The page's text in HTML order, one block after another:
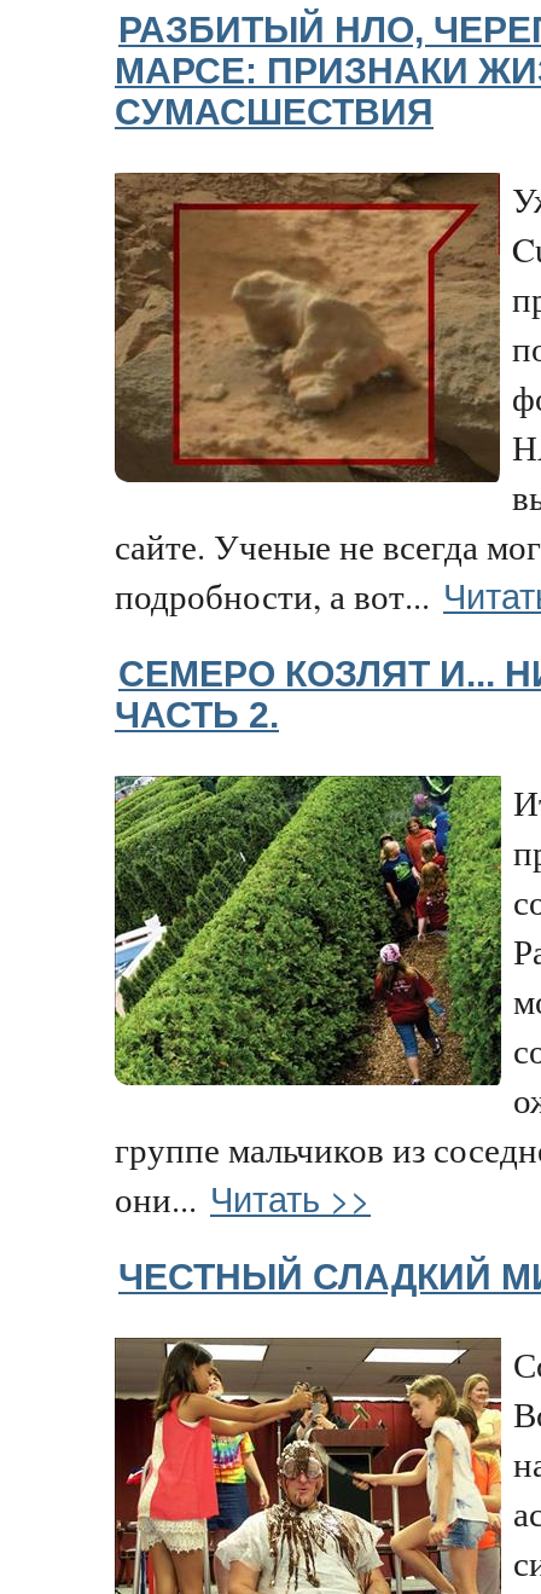
РАЗБИТЫЙ НЛО,
МАРСЕ: ПРИЗНАКИ
СУМАСШЕСТВИЯ
сайте. Ученые не всегда
подробности, а вот...
СЕМЕРО КОЗЛЯТ И...
ЧАСТЬ 2.
группе мальчиков из
они... Читать >>
ЧЕСТНЫЙ СЛАДКИЙ